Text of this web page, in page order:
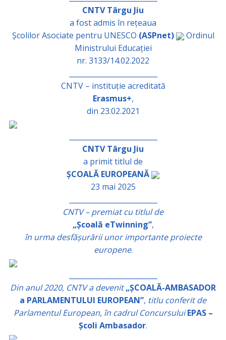
CNTV Târgu Jiu
a fost admis în rețeaua
Școlilor Asociate pentru UNESCO (ASPnet)
Ordinul
Ministrului Educației
nr. 3133/14.02.2022
CNTV – instituție acreditată
Erasmus+,
din 23.02.2021
CNTV Târgu Jiu
a primit titlul de
ȘCOALĂ EUROPEANĂ
23 mai 2025
CNTV – premiat cu titlul de
„Școală eTwinning”,
în urma desfășurării unor importante proiecte
europene.
Din anul 2020, CNTV a devenit „ȘCOALĂ-AMBASADOR
a PARLAMENTULUI EUROPEAN”, titlu conferit de
Parlamentul European, în cadrul Concursului EPAS –
Școli Ambasador.